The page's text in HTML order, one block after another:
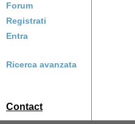
Forum
Registrati
Entra
Ricerca avanzata
Contact